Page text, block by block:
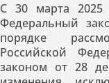
С 30 марта 2025
Федеральный
порядке
Российской
законом от 28